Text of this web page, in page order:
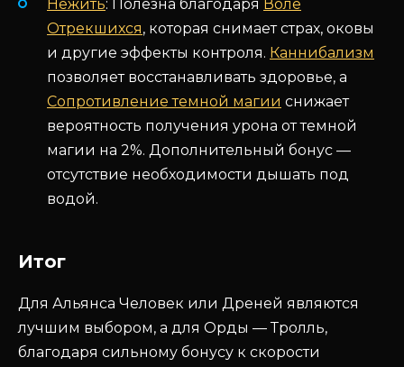
Нежить: Полезна благодаря Воле
Отрекшихся, которая снимает страх, оковы
и другие эффекты контроля. Каннибализм
позволяет восстанавливать здоровье, а
Сопротивление темной магии снижает
вероятность получения урона от темной
магии на 2%. Дополнительный бонус —
отсутствие необходимости дышать под
водой.
Итог
Для Альянса Человек или Дреней являются
лучшим выбором, а для Орды — Тролль,
благодаря сильному бонусу к скорости